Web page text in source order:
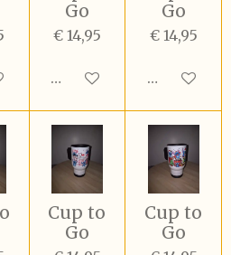
Go
€ 14,95
In winkelwagen
Go
€ 14,95
In
Cup to
Go
Cup to
Go